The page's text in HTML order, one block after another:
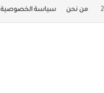
من نحن سياسة الخصوصية